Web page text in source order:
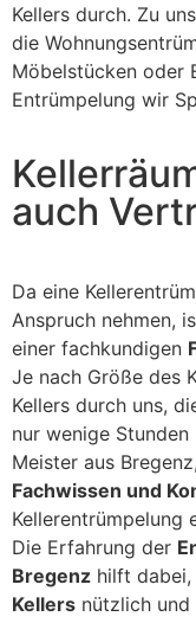
Kellers durch. Zu
die
Möbelstücken oder
Entrümpelung wir
auch
Da eine
Anspruch nehmen,
einer fachkundigen
Je nach Größe des
Kellers durch uns,
nur wenige
Meister aus
Fachwissen und
Kellerentrümpelung
Die Erfahrung der
Bregenz hilft dabei,
Kellers nützlich und